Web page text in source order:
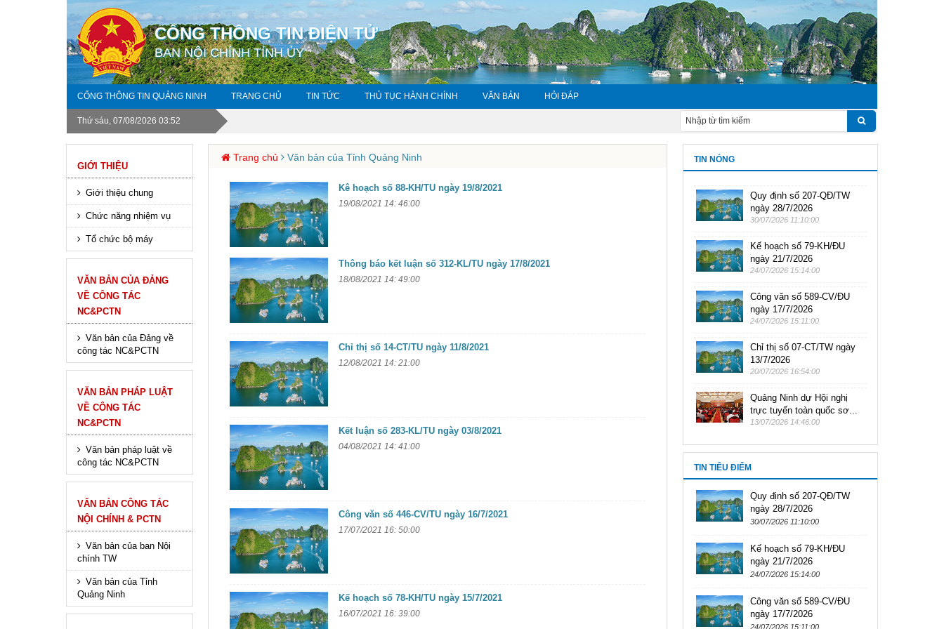
CỔNG THÔNG TIN ĐIỆN TỬ
BAN NỘI CHÍNH TỈNH ỦY
CỔNG THÔNG TIN QUẢNG NINH TRANG CHỦ TIN TỨC THỦ TỤC HÀNH CHÍNH VĂN BẢN HỎI ĐÁP
Thứ sáu, 07/08/2026 03:52
GIỚI THIỆU
Giới thiệu chung
Chức năng nhiệm vụ
Tổ chức bộ máy
VĂN BẢN CỦA ĐẢNG
VỀ CÔNG TÁC
NC&PCTN
Văn bản của Đảng về
công tác NC&PCTN
VĂN BẢN PHÁP LUẬT
VỀ CÔNG TÁC
NC&PCTN
Văn bản pháp luật về
công tác NC&PCTN
VĂN BẢN CÔNG TÁC
NỘI CHÍNH & PCTN
Văn bản của ban Nội
chính TW
Văn bản của Tỉnh
Quảng Ninh
Trang chủ Văn bản của Tỉnh Quảng Ninh
Kê hoạch số 88-KH/TU ngày 19/8/2021
19/08/2021 14: 46:00
Thông báo kết luận số 312-KL/TU ngày 17/8/2021
18/08/2021 14: 49:00
Chỉ thị số 14-CT/TU ngày 11/8/2021
12/08/2021 14: 21:00
Kết luận số 283-KL/TU ngày 03/8/2021
04/08/2021 14: 41:00
Công văn số 446-CV/TU ngày 16/7/2021
17/07/2021 16: 50:00
Kế hoạch số 78-KH/TU ngày 15/7/2021
16/07/2021 16: 39:00
TIN NÓNG
Quy định số 207-QĐ/TW
ngày 28/7/2026
30/07/2026 11:10:00
Kế hoạch số 79-KH/ĐU
ngày 21/7/2026
24/07/2026 15:14:00
Công văn số 589-CV/ĐU
ngày 17/7/2026
24/07/2026 15:11:00
Chỉ thị số 07-CT/TW ngày
13/7/2026
20/07/2026 16:54:00
Quảng Ninh dự Hội nghị
trực tuyến toàn quốc sơ...
13/07/2026 14:46:00
TIN TIÊU ĐIỂM
Quy định số 207-QĐ/TW
ngày 28/7/2026
30/07/2026 11:10:00
Kế hoạch số 79-KH/ĐU
ngày 21/7/2026
24/07/2026 15:14:00
Công văn số 589-CV/ĐU
ngày 17/7/2026
24/07/2026 15:11:00